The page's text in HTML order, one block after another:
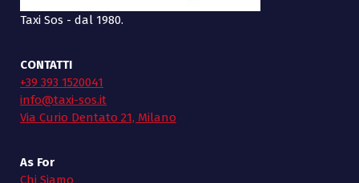
Taxi Sos - dal 1980.
CONTATTI
+39 393 1520041
info@taxi-sos.it
Via Curio Dentato 21, Milano
As For
Chi Siamo